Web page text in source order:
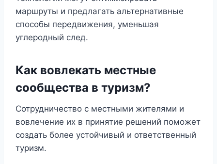
маршруты и предлагать альтернативные
способы передвижения, уменьшая
углеродный след.
Как вовлекать местные
сообщества в туризм?
Сотрудничество с местными жителями и
вовлечение их в принятие решений поможет
создать более устойчивый и ответственный
туризм.